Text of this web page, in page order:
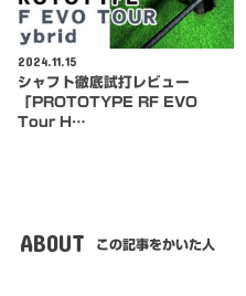
2024.11.15
シャフト徹底試打レビュー
「PROTOTYPE RF EVO
Tour H…
ABOUT この記事をかいた人